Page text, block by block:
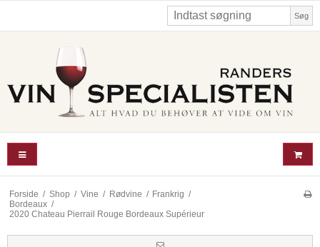
Søg
Forside / Shop / Vine / Rødvine / Frankrig /
Bordeaux /
2020 Chateau Pierrail Rouge Bordeaux Supérieur